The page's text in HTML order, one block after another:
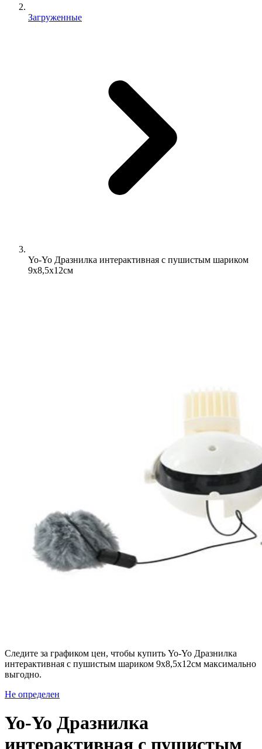
Загруженные
Yo-Yo Дразнилка интерактивная с пушистым шариком
9х8,5х12см
Следите за графиком цен, чтобы купить Yo-Yo Дразнилка
интерактивная с пушистым шариком 9х8,5х12см максимально
выгодно.
Не определен
Yo-Yo Дразнилка
интерактивная с пушистым